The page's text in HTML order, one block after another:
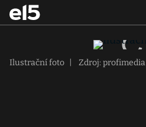
Ilustrační foto Zdroj: profimedia